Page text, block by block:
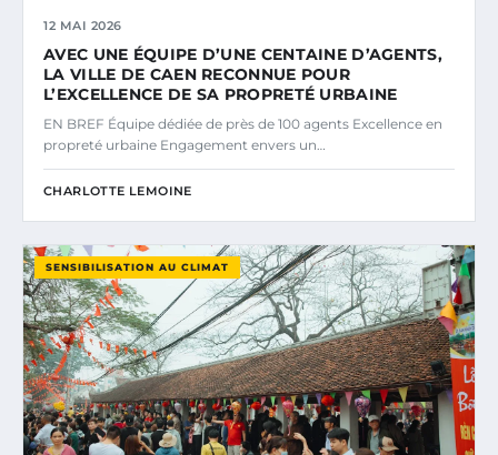
12 MAI 2026
AVEC UNE ÉQUIPE D’UNE CENTAINE D’AGENTS,
LA VILLE DE CAEN RECONNUE POUR
L’EXCELLENCE DE SA PROPRETÉ URBAINE
EN BREF Équipe dédiée de près de 100 agents Excellence en
propreté urbaine Engagement envers un…
CHARLOTTE LEMOINE
SENSIBILISATION AU CLIMAT